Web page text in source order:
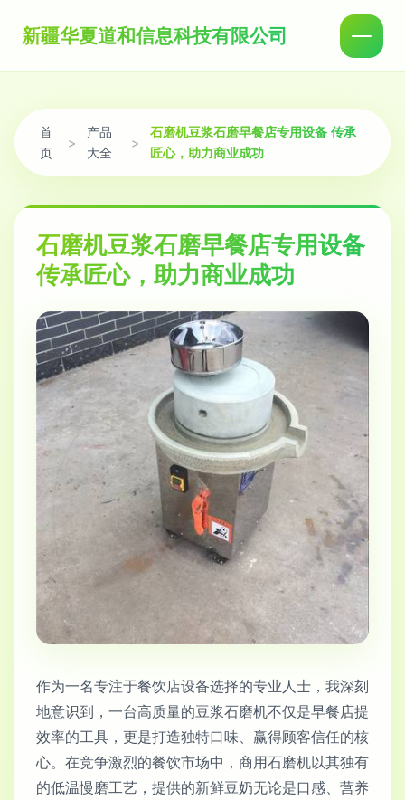
新疆华夏道和信息科技有限公司
首
页
>
产品
大全
>
石磨机豆浆石磨早餐店专用设备 传承
匠心，助力商业成功
石磨机豆浆石磨早餐店专用设备
传承匠心，助力商业成功
作为一名专注于餐饮店设备选择的专业人士，我深刻
地意识到，一台高质量的豆浆石磨机不仅是早餐店提
效率的工具，更是打造独特口味、赢得顾客信任的核
心。在竞争激烈的餐饮市场中，商用石磨机以其独有
的低温慢磨工艺，提供的新鲜豆奶无论是口感、营养